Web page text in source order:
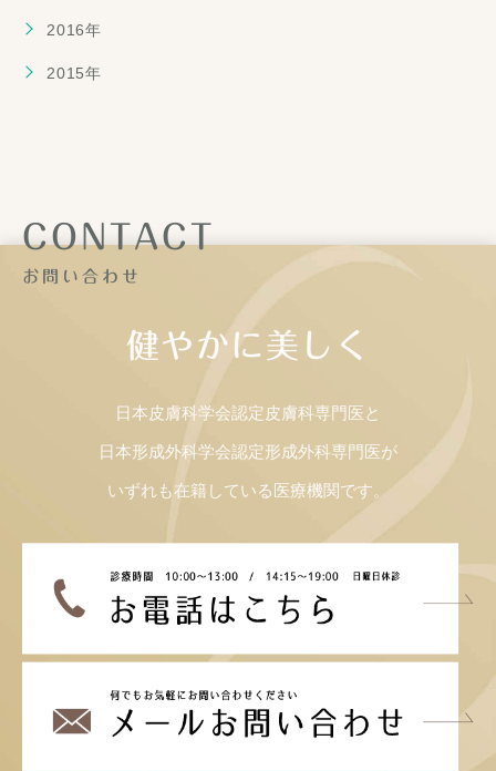
2016年
2015年
CONTACT
お問い合わせ
健やかに美しく
日本皮膚科学会認定皮膚科専門医と
日本形成外科学会認定形成外科専門医が
いずれも在籍している医療機関です。